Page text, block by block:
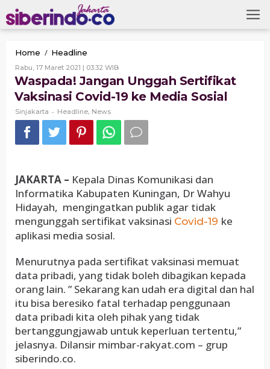
to
content
Home / Headline
Jangan
Unggah
Sertifikat
Vaksinasi
19
Media
Rabu, 17 Maret 2021 | 03:32 WIBOleh
Sinjakarta
Waspada! Jangan Unggah Sertifikat
Vaksinasi Covid-19 ke Media Sosial
Sinjakarta - Headline, News
JAKARTA – Kepala Dinas Komunikasi dan
Informatika Kabupaten Kuningan, Dr Wahyu
Hidayah, mengingatkan publik agar tidak
mengunggah sertifikat vaksinasi Covid-19 ke
aplikasi media sosial.
Menurutnya pada sertifikat vaksinasi memuat
data pribadi, yang tidak boleh dibagikan kepada
orang lain. ” Sekarang kan udah era digital dan hal
itu bisa beresiko fatal terhadap penggunaan
data pribadi kita oleh pihak yang tidak
bertanggungjawab untuk keperluan tertentu,”
jelasnya. Dilansir mimbar-rakyat.com – grup
siberindo.co.